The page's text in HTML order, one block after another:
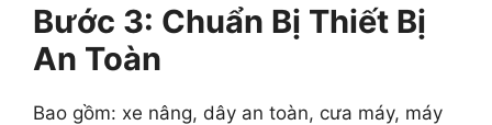
Bước 3: Chuẩn Bị Thiết Bị
An Toàn
Bao gồm: xe nâng, dây an toàn, cưa máy, máy